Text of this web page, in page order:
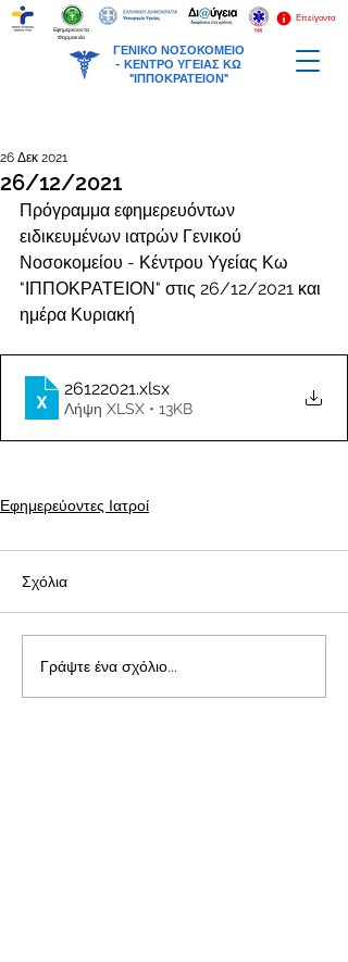
ΓΕΝΙΚΟ ΝΟΣΟΚΟΜΕΙΟ
- ΚΕΝΤΡΟ ΥΓΕΙΑΣ ΚΩ
"ΙΠΠΟΚΡΑΤΕΙΟΝ"
Επείγοντα
Εφημερεύοντα
Φαρμακεία
26/12/2021
26 Δεκ 2021
Πρόγραμμα εφημερευόντων
ειδικευμένων ιατρών Γενικού
Νοσοκομείου - Κέντρου Υγείας Κω
"ΙΠΠΟΚΡΑΤΕΙΟΝ" στις 26/12/2021 και
ημέρα Κυριακή
26122021.xlsx
Λήψη XLSX • 13KB
Εφημερεύοντες Ιατροί
Σχόλια
Γράψτε ένα σχόλιο...